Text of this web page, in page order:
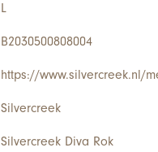
L
B2030500808004
https://www.silvercreek.nl/
Silvercreek
Silvercreek Diva Rok